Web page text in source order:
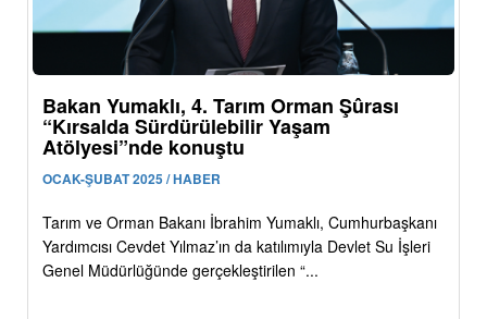
Bakan Yumaklı, 4. Tarım Orman Şûrası
“Kırsalda Sürdürülebilir Yaşam
Atölyesi”nde konuştu
OCAK-ŞUBAT 2025 / HABER
Tarım ve Orman Bakanı İbrahim Yumaklı, Cumhurbaşkanı
Yardımcısı Cevdet Yılmaz’ın da katılımıyla Devlet Su İşleri
Genel Müdürlüğünde gerçekleştirilen “...